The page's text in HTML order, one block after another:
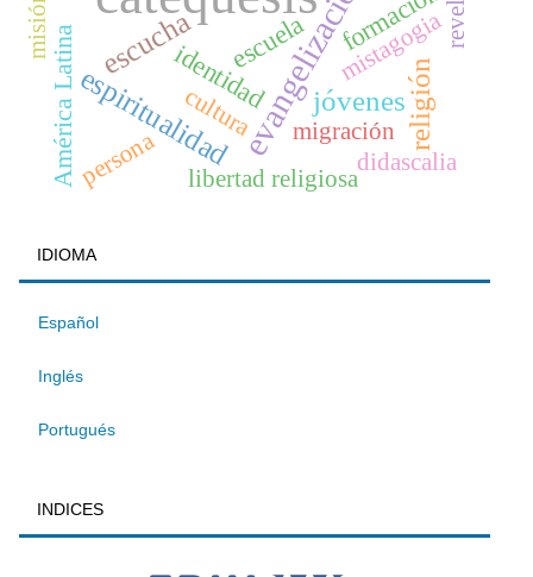
evangelización
escucha
jóvenes
espiritualidad religión
formación
América Latina escuela
identidad
migración
cultura
persona libertad religiosa
mistagogia
didascalia
misión
IDIOMA
Español
Inglés
Portugués
INDICES